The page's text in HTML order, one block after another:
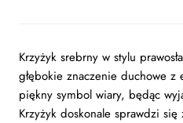
Krzyżyk srebrny w stylu
głębokie znaczenie duchowe z
piękny symbol wiary, będąc
Krzyżyk doskonale sprawdzi